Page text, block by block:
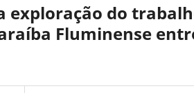
exploração do
Fluminense